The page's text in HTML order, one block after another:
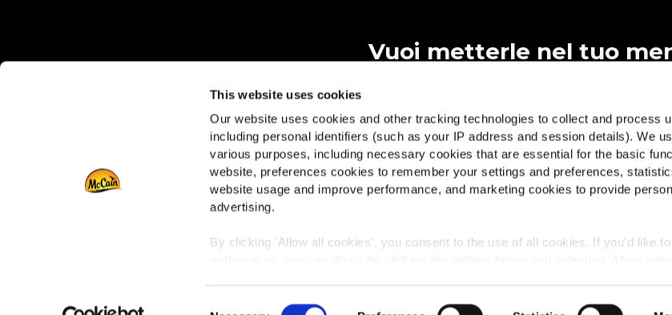
This website uses cookies
Our website uses cookies and other tracking technologies to collect and process
including personal identifiers (such as your IP address and session details). We
various purposes, including necessary cookies that are essential for the basic
website, preferences cookies to remember your settings and preferences,
website usage and improve performance, and marketing cookies to provide
advertising.
By clicking 'Allow all cookies', you consent to the use of all cookies. If you'd like
Vuoi metterle nel tuo
Un consulente McCain ti contatterà senza
CONTATTACI
Tutto su McCain